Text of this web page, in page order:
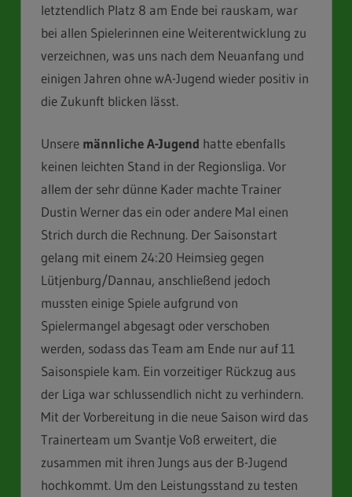
letztendlich Platz 8 am Ende bei rauskam, war
bei allen Spielerinnen eine Weiterentwicklung zu
verzeichnen, was uns nach dem Neuanfang und
einigen Jahren ohne wA-Jugend wieder positiv in
die Zukunft blicken lässt.
Unsere männliche A-Jugend hatte ebenfalls
keinen leichten Stand in der Regionsliga. Vor
allem der sehr dünne Kader machte Trainer
Dustin Werner das ein oder andere Mal einen
Strich durch die Rechnung. Der Saisonstart
gelang mit einem 24:20 Heimsieg gegen
Lütjenburg/Dannau, anschließend jedoch
mussten einige Spiele aufgrund von
Spielermangel abgesagt oder verschoben
werden, sodass das Team am Ende nur auf 11
Saisonspiele kam. Ein vorzeitiger Rückzug aus
der Liga war schlussendlich nicht zu verhindern.
Mit der Vorbereitung in die neue Saison wird das
Trainerteam um Svantje Voß erweitert, die
zusammen mit ihren Jungs aus der B-Jugend
hochkommt. Um den Leistungsstand zu testen